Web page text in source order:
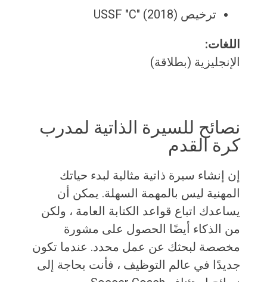
ترخيص USSF "C" (2018)
اللغات:
الإنجليزية (بطلاقة)
نصائح للسيرة الذاتية لمدرب
كرة القدم
إن إنشاء سيرة ذاتية مثالية لبدء حياتك
المهنية ليس بالمهمة السهلة. يمكن أن
يساعدك اتباع قواعد الكتابة العامة ، ولكن
من الذكاء أيضًا الحصول على مشورة
مخصصة لبحثك عن عمل محدد. عندما تكون
جديدًا في عالم التوظيف ، فأنت بحاجة إلى